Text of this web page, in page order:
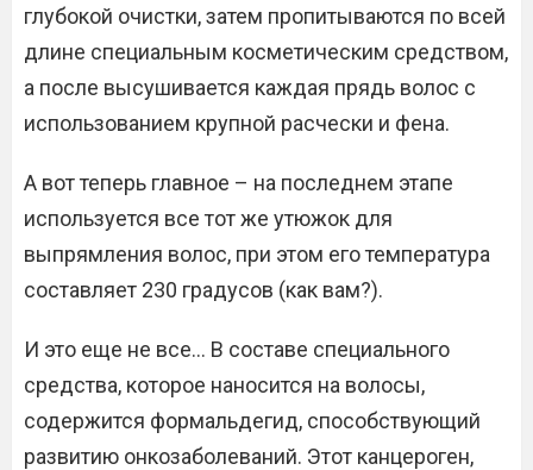
глубокой очистки, затем пропитываются по всей
длине специальным косметическим средством,
а после высушивается каждая прядь волос с
использованием крупной расчески и фена.
А вот теперь главное – на последнем этапе
используется все тот же утюжок для
выпрямления волос, при этом его температура
составляет 230 градусов (как вам?).
И это еще не все… В составе специального
средства, которое наносится на волосы,
содержится формальдегид, способствующий
развитию онкозаболеваний. Этот канцероген,